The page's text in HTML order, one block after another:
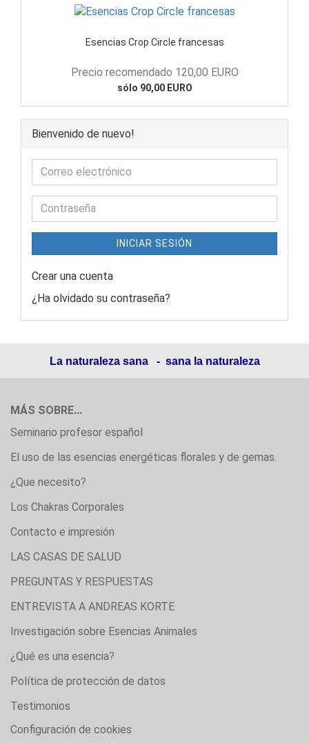
Esencias Crop Circle francesas
Precio recomendado 120,00 EURO
sólo 90,00 EURO
Bienvenido de nuevo!
INICIAR SESIÓN
Crear una cuenta
¿Ha olvidado su contraseña?
La naturaleza sana - sana la naturaleza
MÁS SOBRE...
Seminario profesor español
El uso de las esencias energéticas florales y de gemas.
¿Que necesito?
Los Chakras Corporales
Contacto e impresión
LAS CASAS DE SALUD
PREGUNTAS Y RESPUESTAS
ENTREVISTA A ANDREAS KORTE
Investigación sobre Esencias Animales
¿Qué es una esencia?
Política de protección de datos
Testimonios
Configuración de cookies